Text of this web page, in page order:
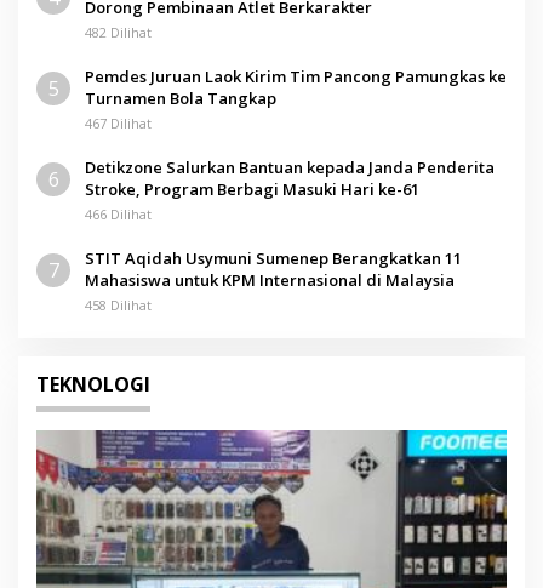
Dorong Pembinaan Atlet Berkarakter
482 Dilihat
5
Pemdes Juruan Laok Kirim Tim Pancong Pamungkas ke
Turnamen Bola Tangkap
467 Dilihat
6
Detikzone Salurkan Bantuan kepada Janda Penderita
Stroke, Program Berbagi Masuki Hari ke-61
466 Dilihat
7
STIT Aqidah Usymuni Sumenep Berangkatkan 11
Mahasiswa untuk KPM Internasional di Malaysia
458 Dilihat
TEKNOLOGI